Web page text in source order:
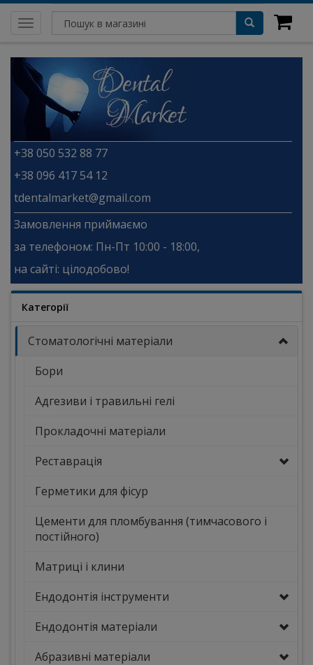
Toggle
navigation
+38 050 532 88 77
+38 096 417 54 12
tdentalmarket@gmail.com
Замовлення приймаємо
за телефоном: Пн-Пт 10:00 - 18:00,
на сайті: цілодобово!
Категорії
Стоматологічні матеріали
Бори
Адгезиви і травильні гелі
Прокладочні матеріали
Реставрація
Герметики для фісур
Цементи для пломбування (тимчасового і
постійного)
Матриці і клини
Ендодонтія інструменти
Ендодонтія матеріали
Абразивні матеріали